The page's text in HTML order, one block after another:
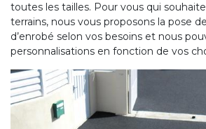
toutes les tailles. Pour vous qui
terrains, nous vous proposons la pose
d’enrobé selon vos besoins et nous
personnalisations en fonction de vos